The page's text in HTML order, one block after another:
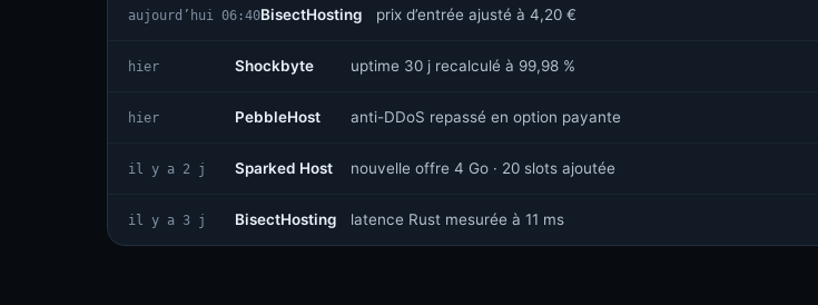
aujourd’hui 06:40BisectHosting prix d’entrée ajusté à 4,20 €
hier Shockbyte uptime 30 j recalculé à 99,98 %
hier PebbleHost anti-DDoS repassé en option payante
il y a 2 j Sparked Host nouvelle offre 4 Go · 20 slots ajoutée
il y a 3 j BisectHosting latence Rust mesurée à 11 ms